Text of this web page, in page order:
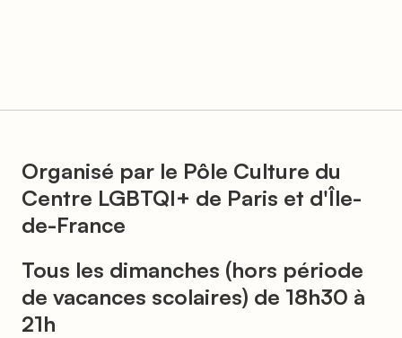
Organisé par le Pôle Culture du
Centre LGBTQI+ de Paris et d'Île-
de-France
Tous les dimanches (hors période
de vacances scolaires) de 18h30 à
21h